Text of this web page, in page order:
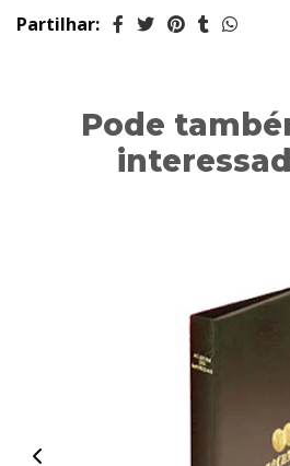
Partilhar:
Pode